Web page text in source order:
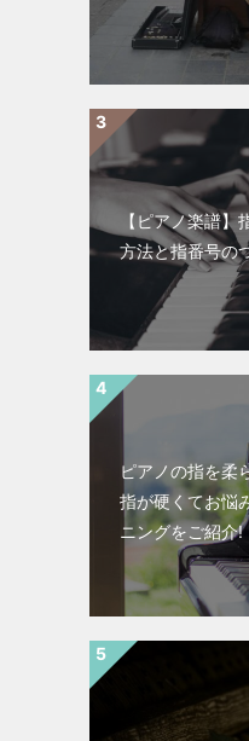
【ピアノ楽譜
方法と指番号の
ピアノの指を柔
指が硬くてお悩
ニングをご紹介!